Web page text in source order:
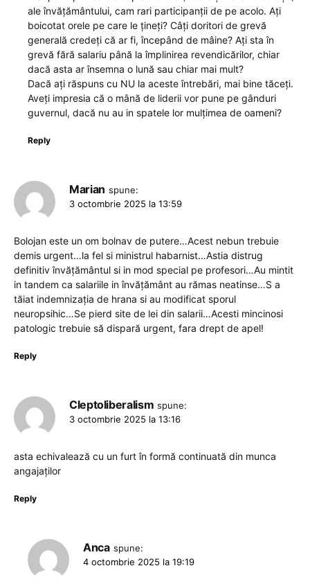
ale învățământului, cam rari participanții de pe acolo. Ați
boicotat orele pe care le țineți? Câți doritori de grevă
generală credeți că ar fi, începând de mâine? Ați sta în
grevă fără salariu până la împlinirea revendicărilor, chiar
dacă asta ar însemna o lună sau chiar mai mult?
Dacă ați răspuns cu NU la aceste întrebări, mai bine tăceți.
Aveți impresia că o mână de liderii vor pune pe gânduri
guvernul, dacă nu au in spatele lor mulțimea de oameni?
Reply
Marian spune:
3 octombrie 2025 la 13:59
Bolojan este un om bolnav de putere…Acest nebun trebuie
demis urgent…la fel si ministrul habarnist…Astia distrug
definitiv învățământul si in mod special pe profesori…Au mintit
in tandem ca salariile in învățământ au rămas neatinse…S a
tăiat indemnizația de hrana si au modificat sporul
neuropsihic…Se pierd site de lei din salarii…Acesti mincinosi
patologic trebuie să dispară urgent, fara drept de apel!
Reply
Cleptoliberalism spune:
3 octombrie 2025 la 13:16
asta echivalează cu un furt în formă continuată din munca
angajaților
Reply
Anca spune:
4 octombrie 2025 la 19:19